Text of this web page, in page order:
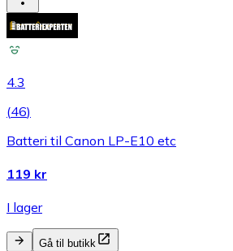
4.3
(46)
Batteri til Canon LP-E10 etc
119 kr
I lager
Gå til butikk